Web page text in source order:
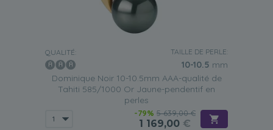
QUALITÉ: TAILLE DE PERLE:
10-10.5 mm
Dominique Noir 10-10.5mm AAA-qualité de
Tahiti 585/1000 Or Jaune-pendentif en
perles
-79% 5 639,00 €
1 169,00 €